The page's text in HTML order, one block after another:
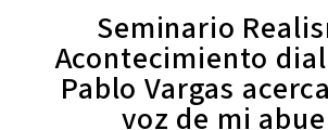
Seminario
Acontecimiento
Pablo Vargas
voz de mi